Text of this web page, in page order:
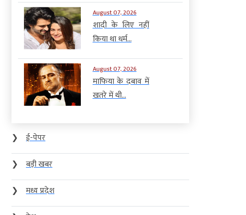
August 07, 2026
शादी के लिए नहीं
किया था धर्म...
August 07, 2026
माफिया के दबाव में
खतरे में थी...
❯
ई-पेपर
❯
बड़ी खबर
❯
मध्य प्रदेश